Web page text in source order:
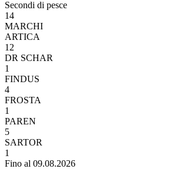
Secondi di pesce
14
MARCHI
ARTICA
12
DR SCHAR
1
FINDUS
4
FROSTA
1
PAREN
5
SARTOR
1
Fino al 09.08.2026